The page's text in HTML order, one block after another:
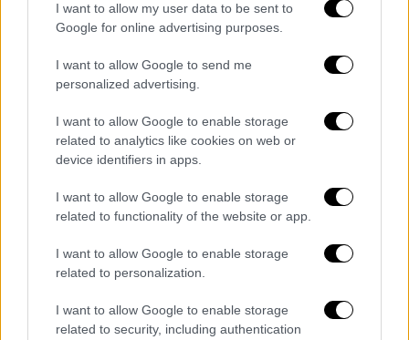
I want to allow my user data to be sent to
Google for online advertising purposes.
I want to allow Google to send me
personalized advertising.
I want to allow Google to enable storage
related to analytics like cookies on web or
device identifiers in apps.
I want to allow Google to enable storage
related to functionality of the website or app.
I want to allow Google to enable storage
related to personalization.
I want to allow Google to enable storage
related to security, including authentication
πρωτιά για ΝΔ, ακολουθεί αμετακίνητος
ο Τσίπρας - Η διαφορά ΠΑΣΟΚ-
Καρυστιανού
Σύμφωνα με τη δημοσκόπηση της Metron
Analysis, οι δύο νέοι σχηματισμοί - ΕΛΑΣ και
Ελπίδα για τη Δημοκρατία - ανατρέπουν σε
μεγάλο βαθμό τα μέχρι τώρα δεδομένα